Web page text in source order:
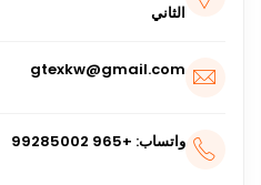
الثاني
gtexkw@gmail.com
واتساب: +965 99285002